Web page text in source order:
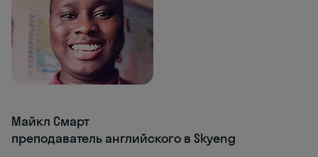
Майкл Смарт
преподаватель английского в Skyeng